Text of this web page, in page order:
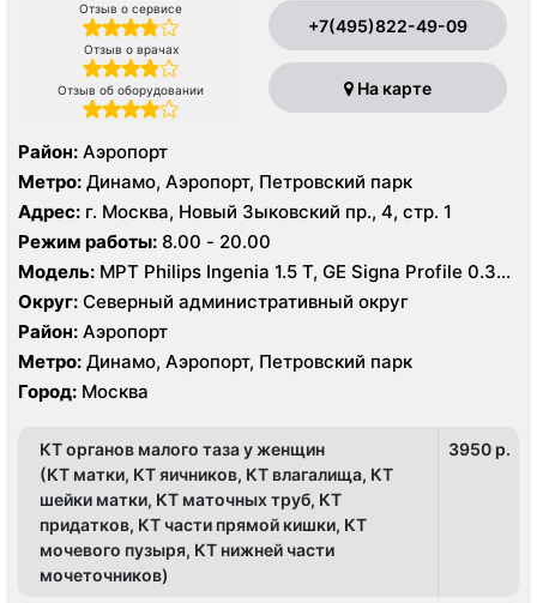
Отзыв о сервисе
Отзыв о врачах
Отзыв об оборудовании
+7(495)822-49-09
На карте
Район: Аэропорт
Метро: Динамо, Аэропорт, Петровский парк
Адрес: г. Москва, Новый Зыковский пр., 4, стр. 1
Режим работы: 8.00 - 20.00
Модель: МРТ Philips Ingenia 1.5 Т, GE Signa Profile 0.35
Т, КТ Toshiba Aquilion 64 среза, УЗИ GE Logiq 8
Округ: Северный административный округ
Район: Аэропорт
Метро: Динамо, Аэропорт, Петровский парк
Город: Москва
КТ органов малого таза у женщин
(КТ матки, КТ яичников, КТ влагалища, КТ
шейки матки, КТ маточных труб, КТ
придатков, КТ части прямой кишки, КТ
мочевого пузыря, КТ нижней части
мочеточников)
3950 p.